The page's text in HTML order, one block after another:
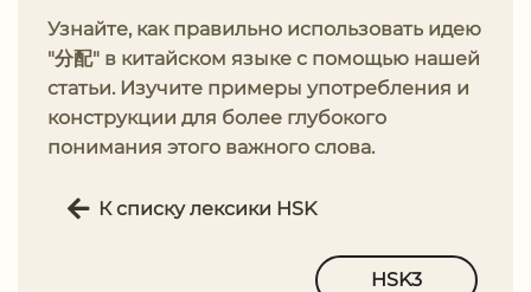
Узнайте, как правильно использовать идею
"分配" в китайском языке с помощью нашей
статьи. Изучите примеры употребления и
конструкции для более глубокого
понимания этого важного слова.
К списку лексики HSK
HSK3